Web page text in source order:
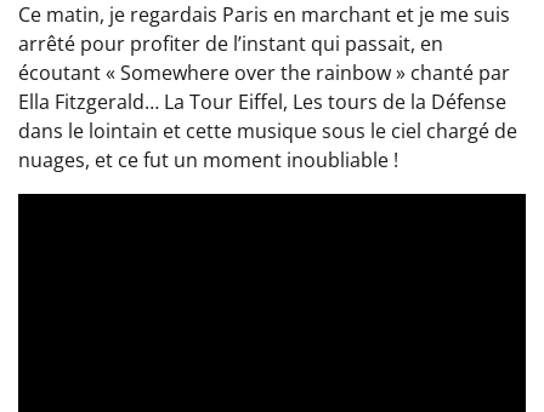
Ce matin, je regardais Paris en marchant et je me suis
arrêté pour profiter de l’instant qui passait, en
écoutant « Somewhere over the rainbow » chanté par
Ella Fitzgerald… La Tour Eiffel, Les tours de la Défense
dans le lointain et cette musique sous le ciel chargé de
nuages, et ce fut un moment inoubliable !